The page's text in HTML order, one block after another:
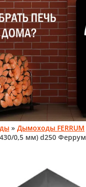
» Дымоходы FERRUM
0,5 мм) d250 Феррум